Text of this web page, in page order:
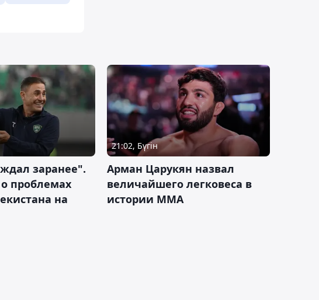
заранее".
проблемах
на
21:02, Бүгін
Арман Царукян назвал
величайшего легковеса в
истории ММА